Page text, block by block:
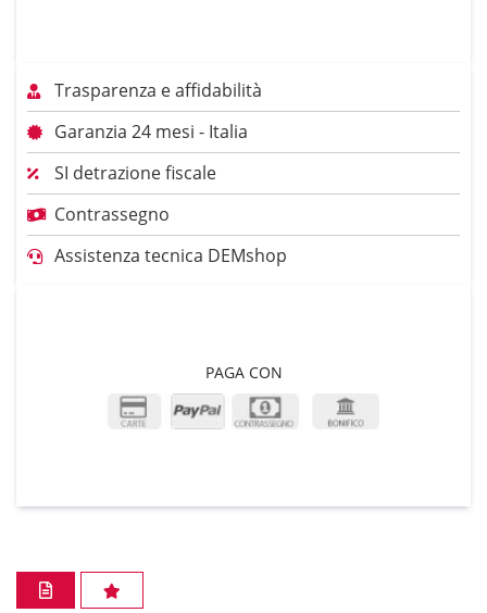
Trasparenza e affidabilità
Garanzia 24 mesi - Italia
SI detrazione fiscale
Contrassegno
Assistenza tecnica DEMshop
PAGA CON